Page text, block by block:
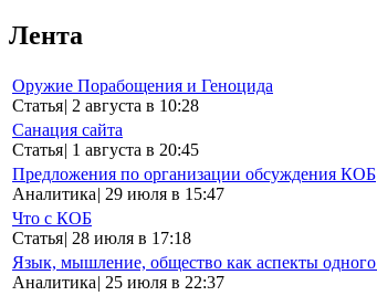
Лента
Оружие Порабощения и Геноцида
Статья| 2 августа в 10:28
Санация сайта
Статья| 1 августа в 20:45
Предложения по организации обсуждения КОБ
Аналитика| 29 июля в 15:47
Что с КОБ
Статья| 28 июля в 17:18
Язык, мышление, общество как аспекты одного
Аналитика| 25 июля в 22:37